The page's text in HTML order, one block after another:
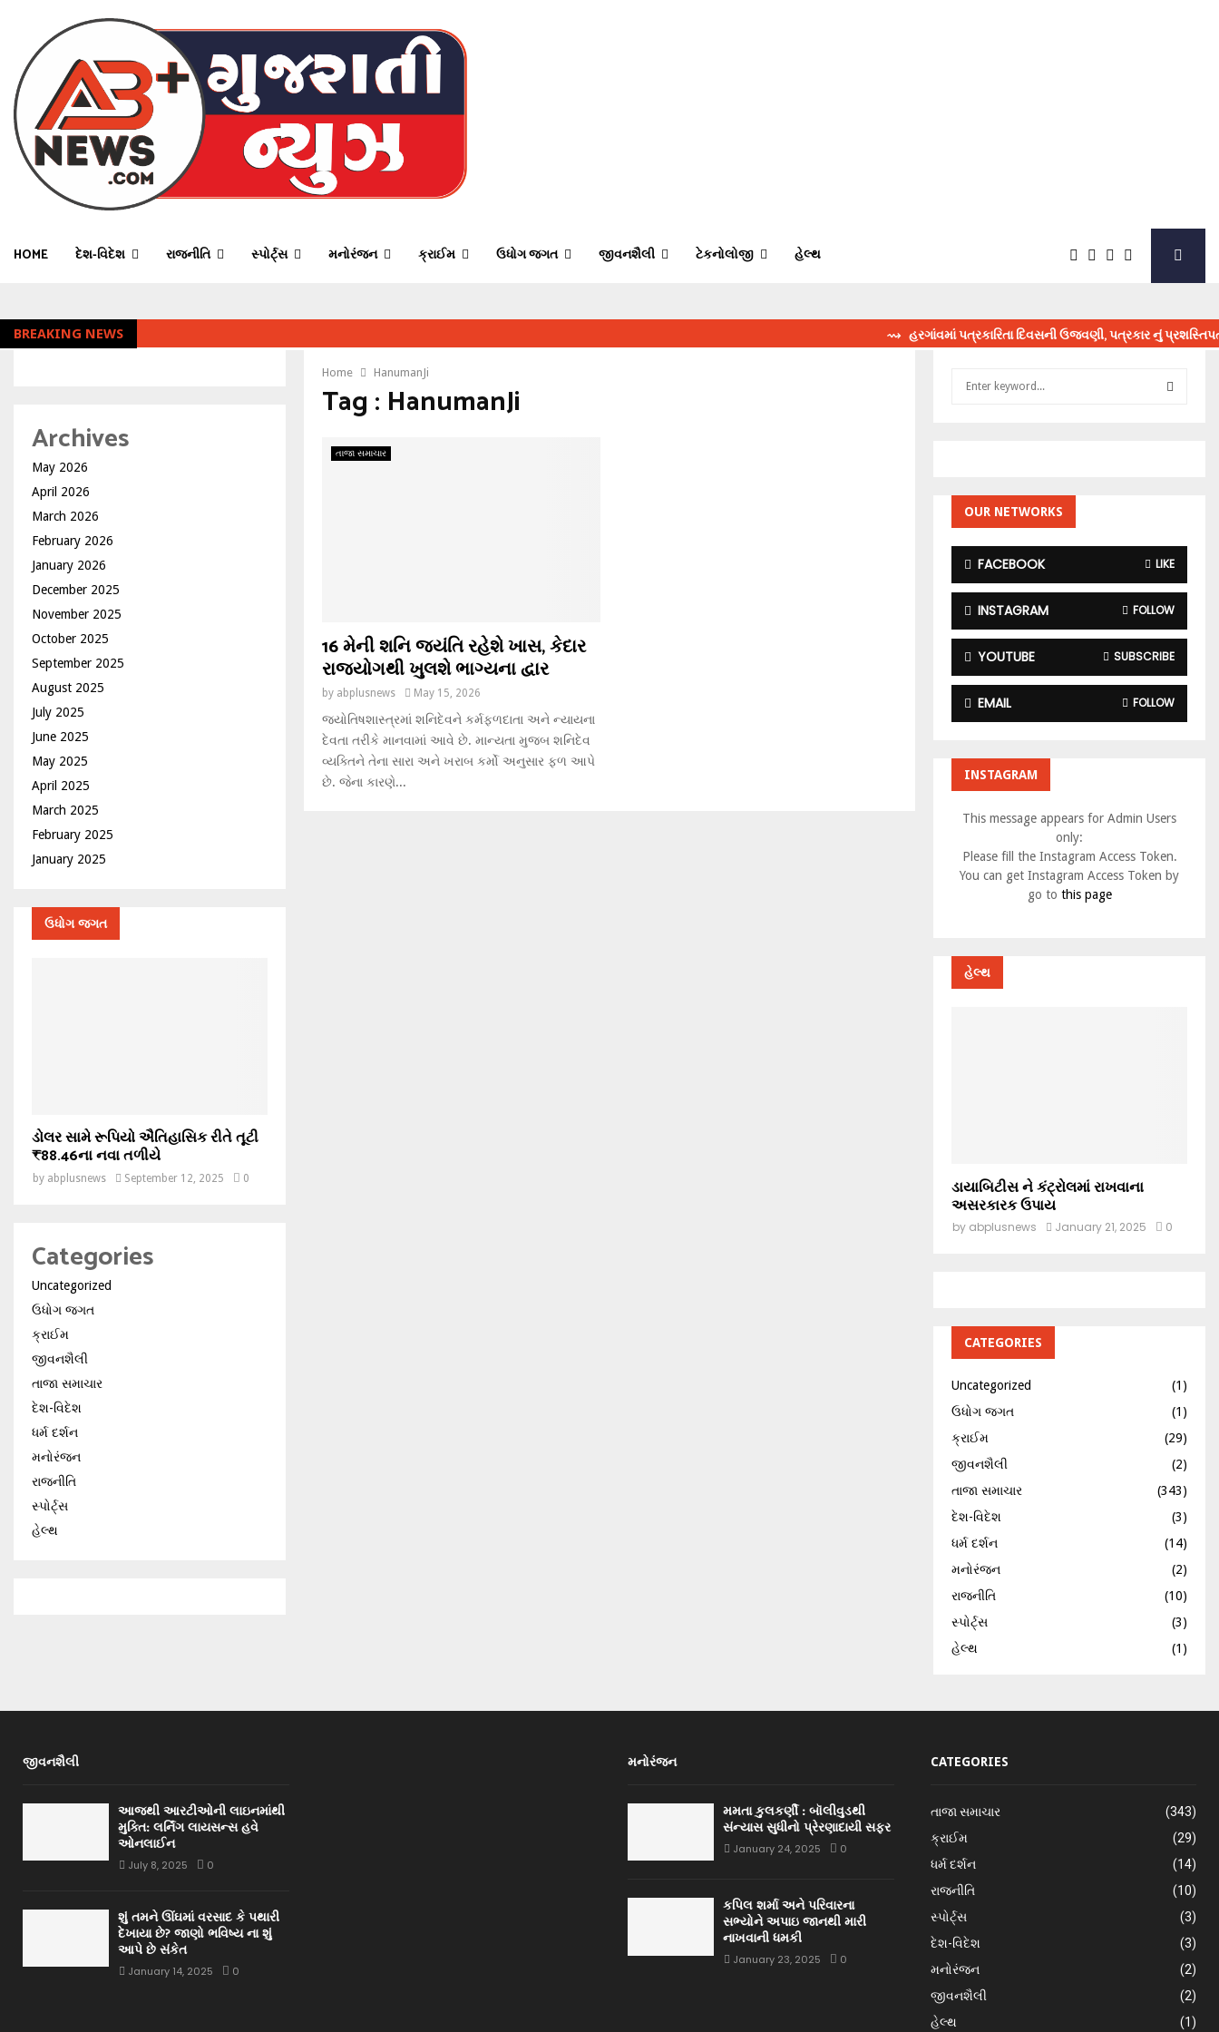
HOME દેશ-વિદેશ રાજનીતિ સ્પોર્ટ્સ મનોરંજન ક્રાઈમ ઉધોગ જગત જીવનશૈલી ટેકનોલોજી હેલ્થ
BREAKING NEWS ⇝ હરગાંવમાં પત્રકારિતા દિવસની ઉજવણી, પત્રકાર નું પ્રશસ્તિપત્ર
Home HanumanJi
Tag : HanumanJi
તાજા સમાચાર
16 મેની શનિ જયંતિ રહેશે ખાસ, કેદાર
રાજયોગથી ખુલશે ભાગ્યના દ્વાર
by abplusnews May 15, 2026
જ્યોતિષશાસ્ત્રમાં શનિદેવને કર્મફળદાતા અને ન્યાયના
દેવતા તરીકે માનવામાં આવે છે. માન્યતા મુજબ શનિદેવ
વ્યક્તિને તેના સારા અને ખરાબ કર્મો અનુસાર ફળ આપે
છે. જેના કારણે...
Archives
May 2026
April 2026
March 2026
February 2026
January 2026
December 2025
November 2025
October 2025
September 2025
August 2025
July 2025
June 2025
May 2025
April 2025
March 2025
February 2025
January 2025
ઉધોગ જગત
ડોલર સામે રૂપિયો ઐતિહાસિક રીતે તૂટી
₹88.46ના નવા તળીયે
by abplusnews September 12, 2025 0
Categories
Uncategorized
ઉધોગ જગત
ક્રાઈમ
જીવનશૈલી
તાજા સમાચાર
દેશ-વિદેશ
ધર્મ દર્શન
મનોરંજન
રાજનીતિ
સ્પોર્ટ્સ
હેલ્થ
r
:
C
H
OUR NETWORKS
FACEBOOK LIKE
INSTAGRAM FOLLOW
YOUTUBE SUBSCRIBE
EMAIL FOLLOW
INSTAGRAM
This message appears for Admin Users
only:
Please fill the Instagram Access Token.
You can get Instagram Access Token by
go to this page
હેલ્થ
ડાયાબિટીસ ને કંટ્રોલમાં રાખવાના
અસરકારક ઉપાય
by abplusnews January 21, 2025 0
CATEGORIES
Uncategorized
(1)
ઉધોગ જગત
(1)
ક્રાઈમ
(29)
જીવનશૈલી
(2)
તાજા સમાચાર
(343)
દેશ-વિદેશ
(3)
ધર્મ દર્શન
(14)
મનોરંજન
(2)
રાજનીતિ
(10)
સ્પોર્ટ્સ
(3)
હેલ્થ
(1)
જીવનશૈલી
આજથી આરટીઓની લાઇનમાંથી
મુક્તિ: લર્નિંગ લાયસન્સ હવે
ઓનલાઈન
July 8, 2025 0
શું તમને ઊંઘમાં વરસાદ કે પથારી
દેખાયા છે? જાણો ભવિષ્ય ના શું
આપે છે સંકેત
January 14, 2025 0
મનોરંજન
મમતા કુલકર્ણી : બૉલીવુડથી
સંન્યાસ સુધીનો પ્રેરણાદાયી સફર
January 24, 2025 0
કપિલ શર્મા અને પરિવારના
સભ્યોને અપાઇ જાનથી મારી
નાખવાની ધમકી
January 23, 2025 0
CATEGORIES
તાજા સમાચાર
(343)
ક્રાઈમ
(29)
ધર્મ દર્શન
(14)
રાજનીતિ
(10)
સ્પોર્ટ્સ
(3)
દેશ-વિદેશ
(3)
મનોરંજન
(2)
જીવનશૈલી
(2)
હેલ્થ
(1)